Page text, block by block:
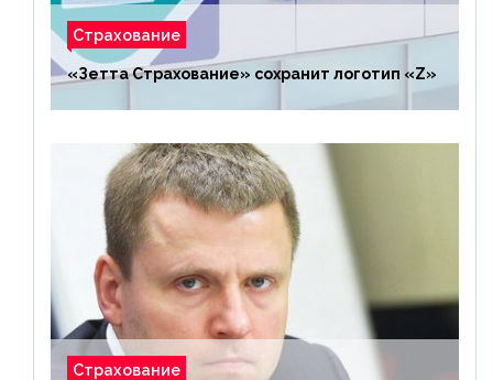
Страхование
«Зетта Страхование» сохранит логотип «Z»
Страхование